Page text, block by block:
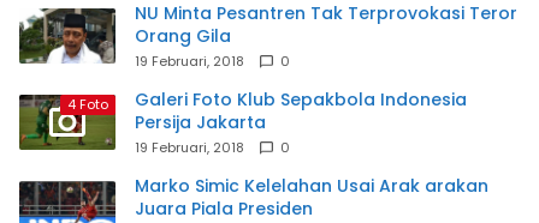
NU Minta Pesantren Tak Terprovokasi Teror
Orang Gila
19 Februari, 2018 0
4 Foto
Galeri Foto Klub Sepakbola Indonesia
Persija Jakarta
19 Februari, 2018 0
Marko Simic Kelelahan Usai Arak arakan
Juara Piala Presiden